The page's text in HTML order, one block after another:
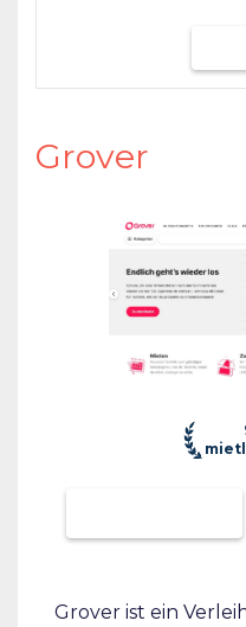
Grover
Grover ist ein